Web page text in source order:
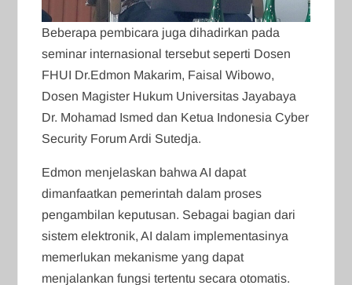
Beberapa pembicara juga dihadirkan pada
seminar internasional tersebut seperti Dosen
FHUI Dr.Edmon Makarim, Faisal Wibowo,
Dosen Magister Hukum Universitas Jayabaya
Dr. Mohamad Ismed dan Ketua Indonesia Cyber
Security Forum Ardi Sutedja.
Edmon menjelaskan bahwa AI dapat
dimanfaatkan pemerintah dalam proses
pengambilan keputusan. Sebagai bagian dari
sistem elektronik, AI dalam implementasinya
memerlukan mekanisme yang dapat
menjalankan fungsi tertentu secara otomatis.